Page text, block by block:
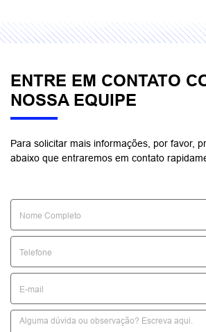
ENTRE EM CONTATO
NOSSA EQUIPE
Para solicitar mais informações, por favor,
abaixo que entraremos em contato